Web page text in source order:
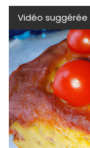
Vidéo suggérée